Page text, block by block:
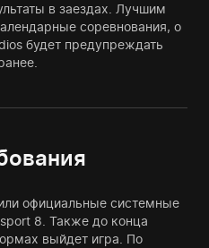
в заездах. Лучшим
соревнования, о
будет предупреждать
официальные системные
8. Также до конца
выйдет игра. По